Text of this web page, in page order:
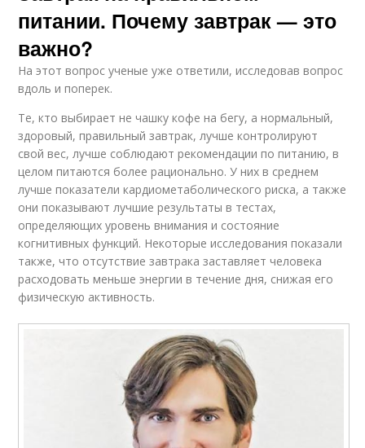
питании. Почему завтрак — это
важно?
На этот вопрос ученые уже ответили, исследовав вопрос
вдоль и поперек.
Те, кто выбирает не чашку кофе на бегу, а нормальный,
здоровый, правильный завтрак, лучше контролируют
свой вес, лучше соблюдают рекомендации по питанию, в
целом питаются более рационально. У них в среднем
лучше показатели кардиометаболического риска, а также
они показывают лучшие результаты в тестах,
определяющих уровень внимания и состояние
когнитивных функций. Некоторые исследования показали
также, что отсутствие завтрака заставляет человека
расходовать меньше энергии в течение дня, снижая его
физическую активность.